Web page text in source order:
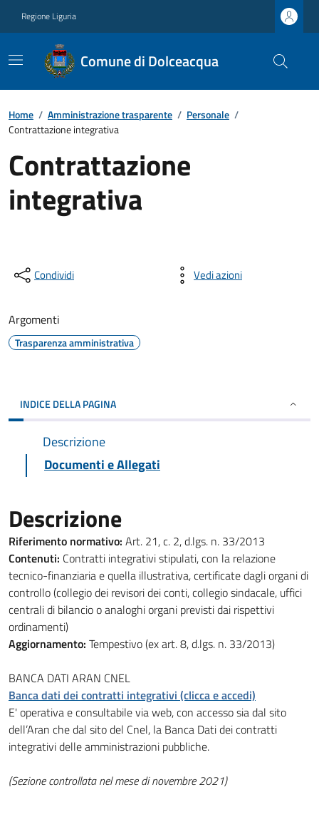
Regione Liguria
Comune di Dolceacqua
Home / Amministrazione trasparente / Personale /
Contrattazione integrativa
Contrattazione
integrativa
Condividi Vedi azioni
Argomenti
Trasparenza amministrativa
INDICE DELLA PAGINA
Descrizione
Documenti e Allegati
Descrizione
Riferimento normativo: Art. 21, c. 2, d.lgs. n. 33/2013
Contenuti: Contratti integrativi stipulati, con la relazione
tecnico-finanziaria e quella illustrativa, certificate dagli organi di
controllo (collegio dei revisori dei conti, collegio sindacale, uffici
centrali di bilancio o analoghi organi previsti dai rispettivi
ordinamenti)
Aggiornamento: Tempestivo (ex art. 8, d.lgs. n. 33/2013)
BANCA DATI ARAN CNEL
Banca dati dei contratti integrativi (clicca e accedi)
E' operativa e consultabile via web, con accesso sia dal sito
dell’Aran che dal sito del Cnel, la Banca Dati dei contratti
integrativi delle amministrazioni pubbliche.
(Sezione controllata nel mese di novembre 2021)